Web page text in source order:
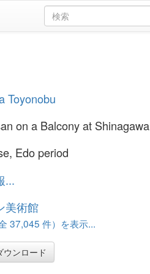
Toyonobu
on a Balcony at Shinagawa
Edo period
...
美術館
37,045 件）を表示...
ウンロード